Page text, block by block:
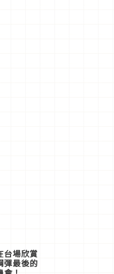
台場欣賞
彈最後的